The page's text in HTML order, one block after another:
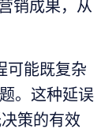
销成果，从
可能既复杂
。这种延误
策的有效